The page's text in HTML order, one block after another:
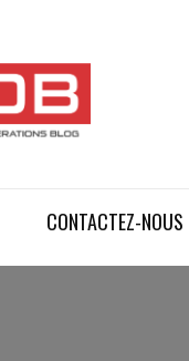
CONTACTEZ-NOUS